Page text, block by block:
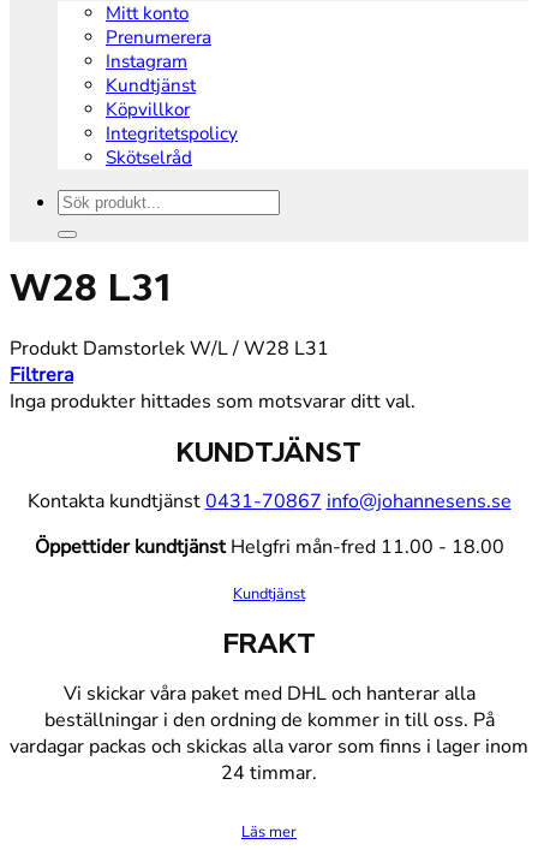
Mitt konto
Prenumerera
Instagram
Kundtjänst
Köpvillkor
Integritetspolicy
Skötselråd
Sök
efter:
W28 L31
Produkt Damstorlek W/L/W28 L31
Filtrera
Inga produkter hittades som motsvarar ditt val.
KUNDTJÄNST
Kontakta kundtjänst0431-70867 info@johannesens.se
Öppettider kundtjänstHelgfri mån-fred 11.00 - 18.00
Kundtjänst
FRAKT
Vi skickar våra paket med DHL och hanterar alla
beställningar i den ordning de kommer in till oss. På
vardagar packas och skickas alla varor som finns i lager inom
24 timmar.
Läs mer